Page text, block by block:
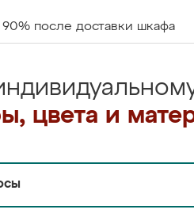
после доставки шкафа
цвета и